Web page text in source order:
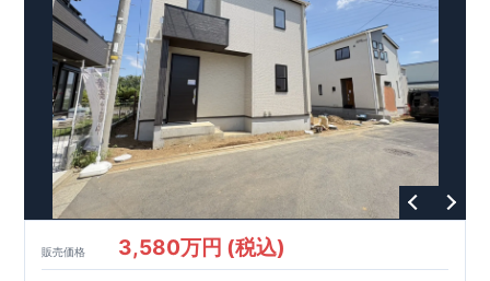
介可能！
ウェブカタログはこちら→​< 各種カタログ｜ブルーミングリフ
ォーム>
境 (ホルムアルデヒド発散等級3)
ZEH水準の断熱性能
□ 断熱等性能等級5～6 □ 一次エネルギー消費量等級6～8 ​□
第三者評価BELS実施
【長期優良住宅】
■国の定める7つの技術基準をクリア ■税制
優遇あり【東栄セーフティーダンパー標準装備】■制震ダンパ
ーで振れ幅を大幅に低減、繰り返す地震に強い『耐震+制震』
技術 ■メンテナンスフリー
現地案内予約受付中 詳細やご見学など、お気軽にお問合せ下さ
い♪東栄住宅 港南台営業所 TEL:0120-29-1081
販売価格 3,580万円 (税込)